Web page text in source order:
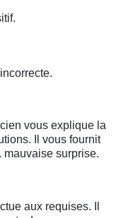
vous explique la
Il vous fournit
mauvaise surprise.
aux requises. Il